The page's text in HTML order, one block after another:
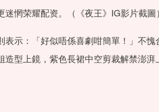
惘荣耀配资。（《夜王》IG影片截圖）
表示：「好似唔係喜劇咁簡單！」不
造型上鏡，紫色長裙中空剪裁解禁澎